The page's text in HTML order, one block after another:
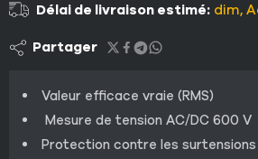
Délai de livraison estimé: dim,
Partager
Valeur efficace vraie (RMS)
Mesure de tension AC/DC 600 V
Protection contre les surtensions